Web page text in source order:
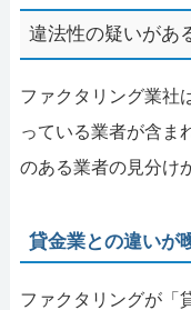
違法性の疑いがあ
ファクタリング業社
っている業者が含ま
のある業者の見分け
貸金業との違いが
ファクタリングが「